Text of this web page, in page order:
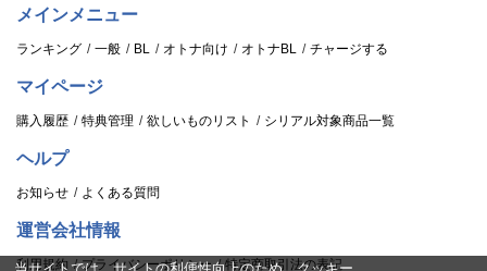
メインメニュー
ランキング 一般 BL オトナ向け オトナBL チャージする
マイページ
購入履歴 特典管理 欲しいものリスト シリアル対象商品一覧
ヘルプ
お知らせ よくある質問
運営会社情報
利用規約 プライバシーポリシー 特定商取引法の表記